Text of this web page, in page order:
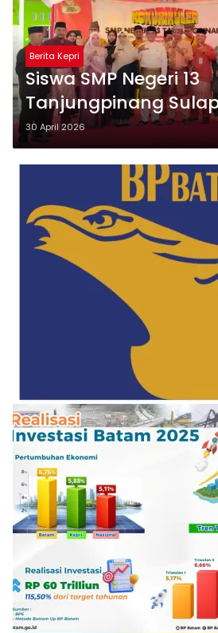
Berita Kepri
Siswa SMP Negeri 13
Tanjungpinang
Karya: Bazar Kreatif
30 April 2026